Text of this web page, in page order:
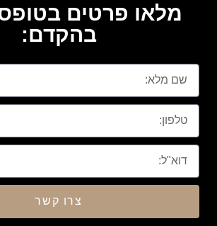
מלאו פרטים בטופס
בהקדם:
צרו קשר